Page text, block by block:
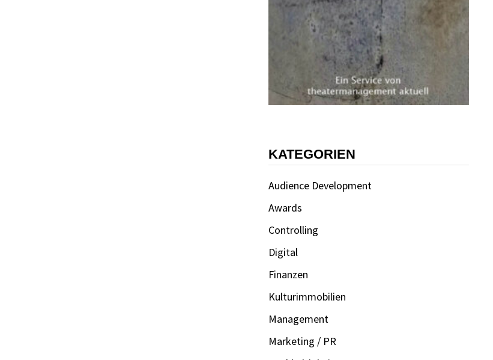
KATEGORIEN
Audience Development
Awards
Controlling
Digital
Finanzen
Kulturimmobilien
Management
Marketing / PR